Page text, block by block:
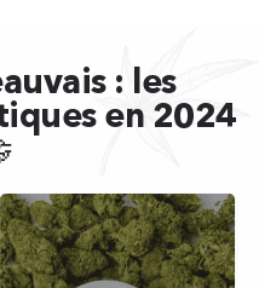
: les
en 2024